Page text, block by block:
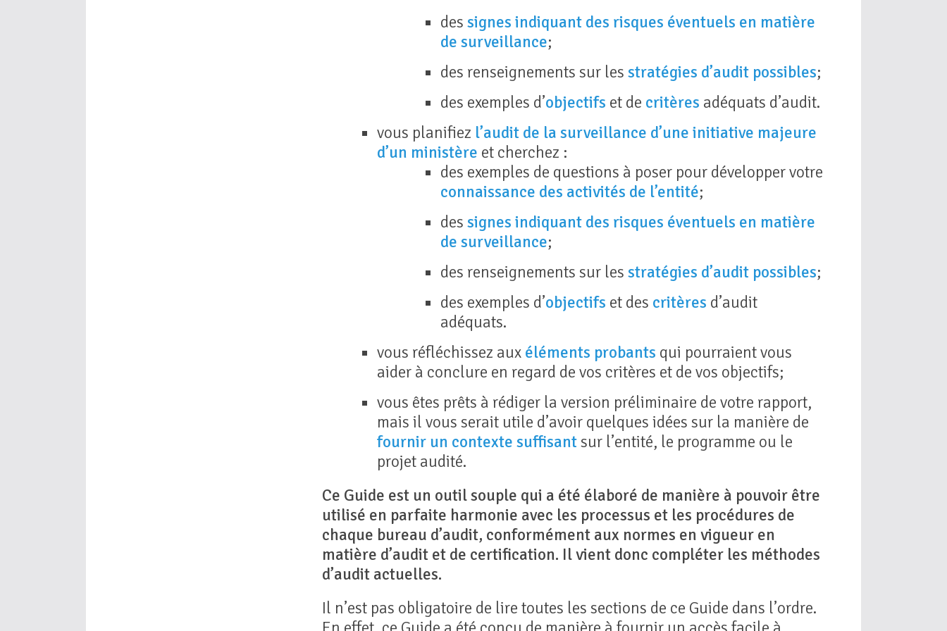
des signes indiquant des risques éventuels en matière
de surveillance;
des renseignements sur les stratégies d’audit possibles;
des exemples d’objectifs et de critères adéquats d’audit.
vous planifiez l’audit de la surveillance d’une initiative majeure
d’un ministère et cherchez :
des exemples de questions à poser pour développer votre
connaissance des activités de l’entité;
des signes indiquant des risques éventuels en matière
de surveillance;
des renseignements sur les stratégies d’audit possibles;
des exemples d’objectifs et des critères d’audit
adéquats.
vous réfléchissez aux éléments probants qui pourraient vous
aider à conclure en regard de vos critères et de vos objectifs;
vous êtes prêts à rédiger la version préliminaire de votre rapport,
mais il vous serait utile d’avoir quelques idées sur la manière de
fournir un contexte suffisantsur l’entité, le programme ou le
projet audité.
Ce Guide est un outil souple qui a été élaboré de manière à pouvoir être
utilisé en parfaite harmonie avec les processus et les procédures de
chaque bureau d’audit, conformément aux normes en vigueur en
matière d’audit et de certification. Il vient donc compléter les méthodes
d’audit actuelles.
Il n’est pas obligatoire de lire toutes les sections de ce Guide dans l’ordre.